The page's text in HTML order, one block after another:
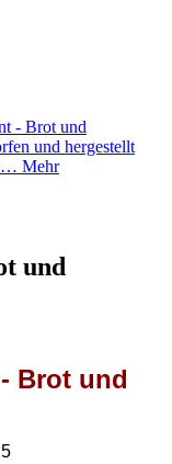
- Brot und
und hergestellt
Mehr
und
Brot und